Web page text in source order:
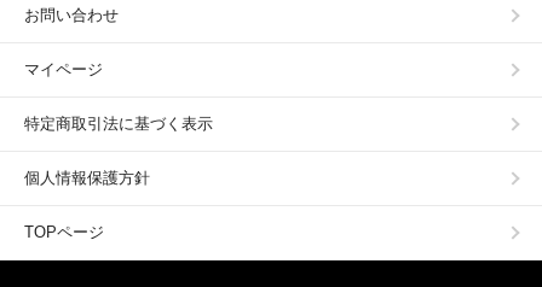
お問い合わせ
マイページ
特定商取引法に基づく表示
個人情報保護方針
TOPページ